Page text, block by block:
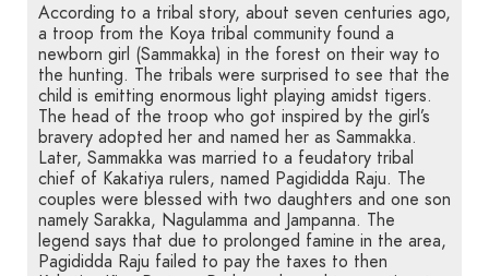
According to a tribal story, about seven centuries ago,
a troop from the Koya tribal community found a
newborn girl (Sammakka) in the forest on their way to
the hunting. The tribals were surprised to see that the
child is emitting enormous light playing amidst tigers.
The head of the troop who got inspired by the girl’s
bravery adopted her and named her as Sammakka.
Later, Sammakka was married to a feudatory tribal
chief of Kakatiya rulers, named Pagididda Raju. The
couples were blessed with two daughters and one son
namely Sarakka, Nagulamma and Jampanna. The
legend says that due to prolonged famine in the area,
Pagididda Raju failed to pay the taxes to then